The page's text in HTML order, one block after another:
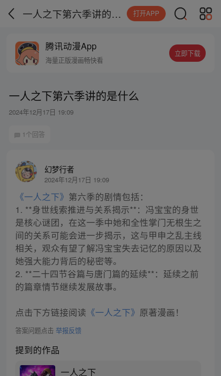
一人之下第六季讲的是什么 打开APP
腾讯动漫App
海量正版漫画畅快看
立即下载
一人之下第六季讲的是什么
2024年12月17日 19:09
1个回答
幻梦行者
2024年12月17日 19:09
《一人之下》 第六季的剧情包括：
1. **身世线索推进与关系揭示**：冯宝宝的身世
是核心谜团，在这一季中她和全性掌门无根生之
间的关系可能会进一步揭示，这与甲申之乱主线
相关，观众有望了解冯宝宝失去记忆的原因以及
她强大能力背后的秘密等。
2. **二十四节谷篇与唐门篇的延续**：延续之前
的篇章情节继续发展故事。
点击下方链接阅读 《一人之下》 原著漫画！
答案问题点击 举报反馈
提到的作品
一人之下